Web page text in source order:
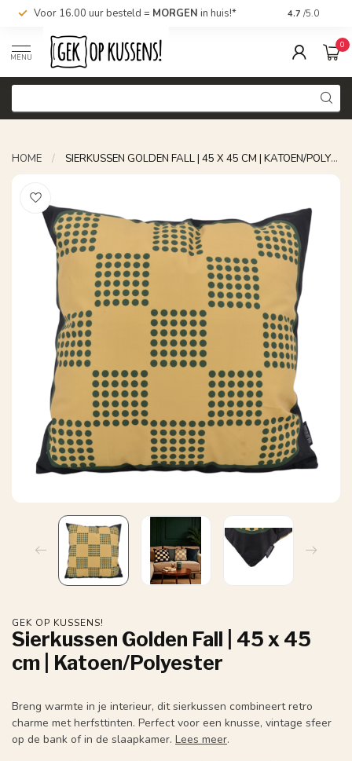
Voor 16.00 uur besteld = MORGEN in huis!* Nu bestellen,
4.7 /5.0
MENU
0
HOME / SIERKUSSEN GOLDEN FALL | 45 X 45 CM | KATOEN/POLYESTER
GEK OP KUSSENS!
Sierkussen Golden Fall | 45 x 45
cm | Katoen/Polyester
Breng warmte in je interieur, dit sierkussen combineert retro
charme met herfsttinten. Perfect voor een knusse, vintage sfeer
op de bank of in de slaapkamer. Lees meer.